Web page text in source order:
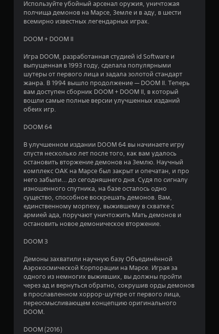
ц
к
ж
н
о
г
р
а
т
ь
б
е
з
с
о
р
н
о
г
о
у
п
в
л
е
н
и
я
о
с
е
т
и
)
.
Используйте убойный арсенал оружия, уничтожая
полчища демонов на Марсе, Земле и в аду, в шести
всемирно известных легендарных играх.
DOOM + DOOM II
Игра DOOM, разработанная студией id Software и
выпущенная в 1993 году, сделала популярными
шутеры от первого лица и задала золотой стандарт
жанра. В 1994 вышло продолжение — DOOM II. Теперь
вам доступен сборник DOOM + DOOM II, в который
вошли самые полные версии улучшенных изданий
обеих игр.
DOOM 64
В улучшенном издании DOOM 64 вы начинаете игру
спустя несколько лет после того, как вам удалось
остановить вторжение демонов на Землю. Научный
комплекс ОАК на Марсе был закрыт и опечатан, и про
него забыли… до сегодняшнего дня. Судя по сигналу
изношенного спутника, на базе осталось одно
существо, способное воскрешать демонов. Вам,
единственному морпеху, выжившему в схватке с
армией ада, поручают уничтожить Мать демонов и
остановить новое демоническое вторжение.
DOOM 3
Демоны захватили научную базу Объединённой
Аэрокосмической Корпорации на Марсе. Играя за
одного из немногих выживших, вы должны пройти
через ад и вернуться обратно, сокрушив орды демонов
в прославленном хоррор-шутере от первого лица,
переосмысливающем концепцию оригинального
DOOM.
DOOM (2016)